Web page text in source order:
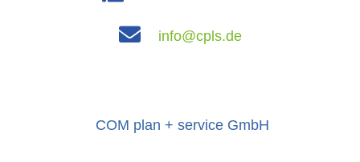
info@cpls.de
COM plan + service GmbH